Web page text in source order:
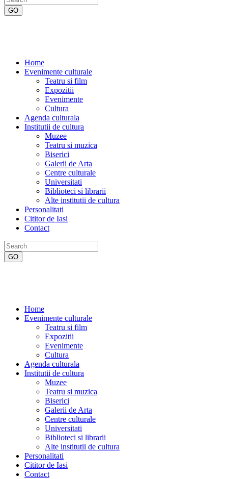
Home
Evenimente culturale
Teatru si film
Expozitii
Evenimente
Cultura
Agenda culturala
Institutii de cultura
Muzee
Teatru si muzica
Biserici
Galerii de Arta
Centre culturale
Universitati
Biblioteci si librarii
Alte institutii de cultura
Personalitati
Cititor de Iasi
Contact
Home
Evenimente culturale
Teatru si film
Expozitii
Evenimente
Cultura
Agenda culturala
Institutii de cultura
Muzee
Teatru si muzica
Biserici
Galerii de Arta
Centre culturale
Universitati
Biblioteci si librarii
Alte institutii de cultura
Personalitati
Cititor de Iasi
Contact